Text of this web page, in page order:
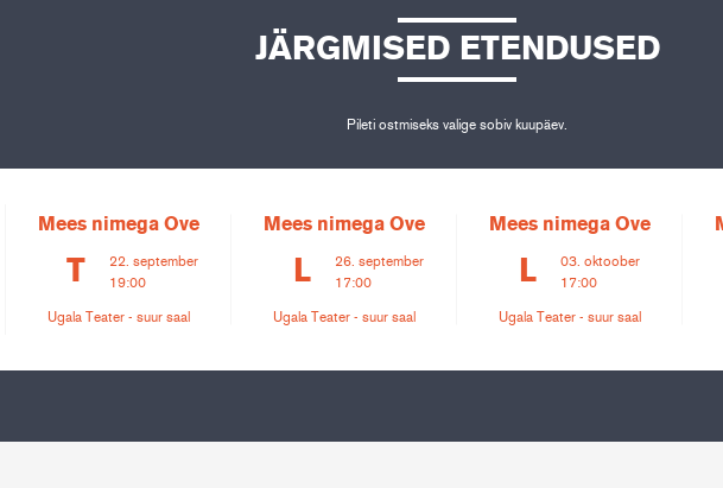
JÄRGMISED ETENDUSED
Pileti ostmiseks valige sobiv kuupäev.
Mees nimega Ove
T
22. september
19:00
Ugala Teater - suur saal
Mees nimega Ove
L
26. september
17:00
Ugala Teater - suur saal
Mees nimega Ove
L
03. oktoober
17:00
Ugala Teater - suur saal